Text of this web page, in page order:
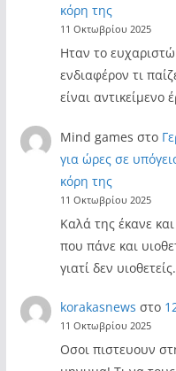
κόρη της
11 Οκτωβρίου 2025
Ηταν το
ενδιαφέρον τι
είναι αντικείμενο
Mind games στο
για ώρες σε
κόρη της
11 Οκτωβρίου 2025
Καλά της έκανε
που πάνε και
γιατί δεν
korakasnews στο
11 Οκτωβρίου 2025
Οσοι πιστευουν